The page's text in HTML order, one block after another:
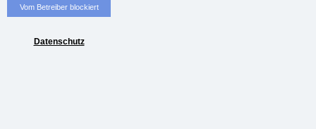
Vom Betreiber blockiert
Datenschutz